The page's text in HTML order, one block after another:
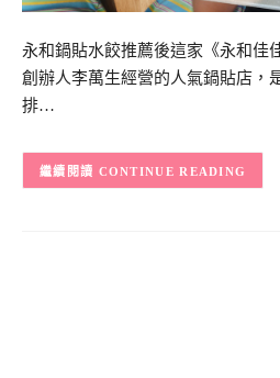
永和鍋貼水餃推薦後這家《永和佳
創辦人李萬生經營的人氣鍋貼店，
排…
CONTINUE READING